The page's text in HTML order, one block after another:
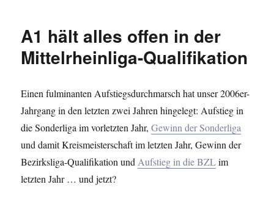
A1 hält alles offen in der
Mittelrheinliga-Qualifikation
Einen fulminanten Aufstiegsdurchmarsch hat unser 2006er-
Jahrgang in den letzten zwei Jahren hingelegt: Aufstieg in
die Sonderliga im vorletzten Jahr,Gewinn der Sonderliga
und damit Kreismeisterschaft im letzten Jahr, Gewinn der
Bezirksliga-Qualifikation undAufstieg in die BZLim
letzten Jahr … und jetzt?